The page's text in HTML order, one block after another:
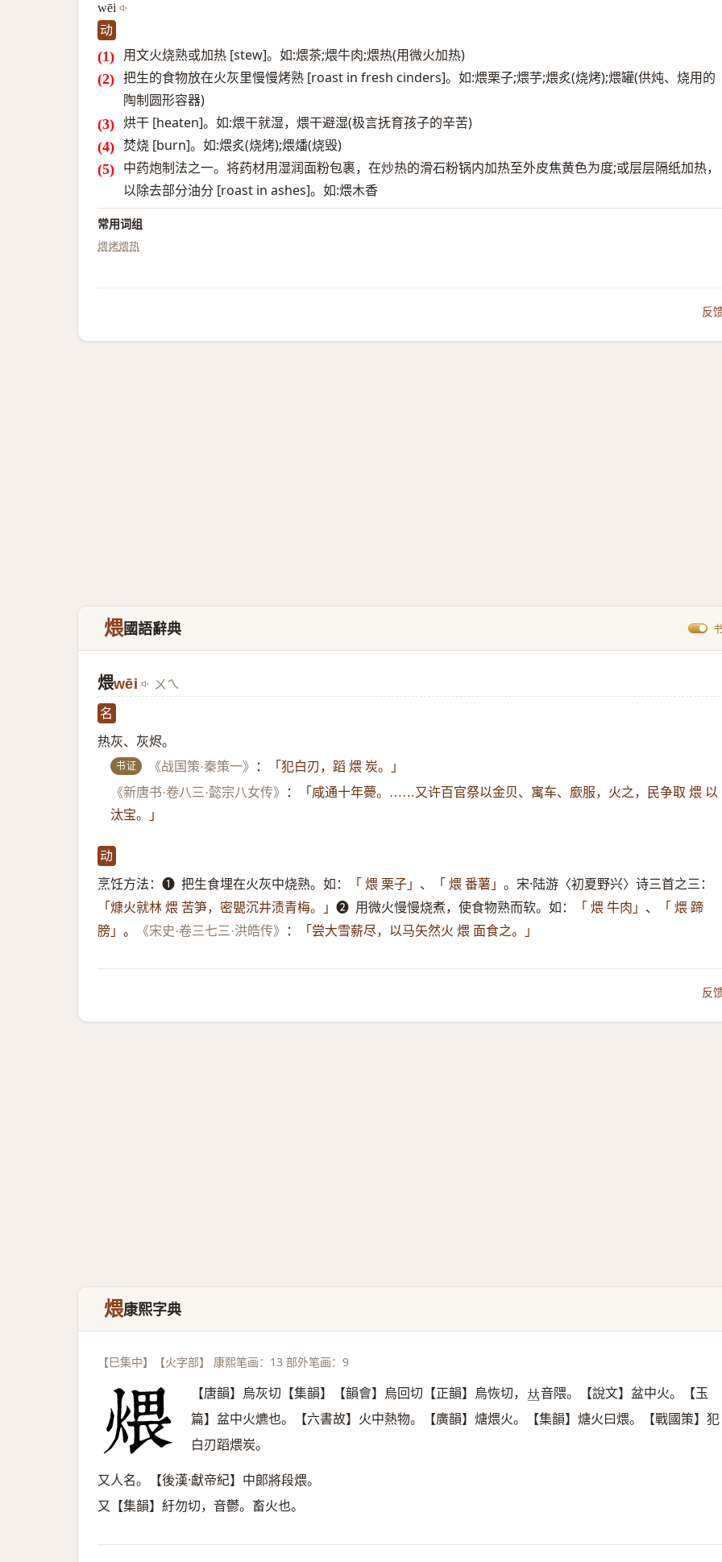
wēi
动
用文火烧熟或加热 [stew]。如:煨茶;煨牛肉;煨热(用微火加热)
把生的食物放在火灰里慢慢烤熟 [roast in fresh cinders]。如:煨栗子;煨芋;煨炙(烧烤);煨罐(供炖、烧用的
陶制圆形容器)
烘干 [heaten]。如:煨干就湿，煨干避湿(极言抚育孩子的辛苦)
焚烧 [burn]。如:煨炙(烧烤);煨燔(烧毁)
中药炮制法之一。将药材用湿润面粉包裹，在炒热的滑石粉锅内加热至外皮焦黄色为度;或层层隔纸加热，
以除去部分油分 [roast in ashes]。如:煨木香
常用词组
煨烤煨热
反
煨國語辭典
煨wēi ㄨㄟ
名
热灰、灰烬。
书证 《战国策·秦策一》 ：
「犯白刃，蹈 煨 炭。」
《新唐书·卷八三·懿宗八女传》
：
「咸通十年薨。……又许百官祭以金贝、寓车、廞服，火之，民争取 煨 以
汰宝。」
动
烹饪方法：➊ ​ 把生食埋在火灰中烧熟。如： 「 煨 栗子」 、 「 煨 番薯」 。宋·陆游〈初夏野兴〉诗三首之三：
「𤎖火就林 煨 苦笋，密甖沉井渍青梅。」 ➋ ​ 用微火慢慢烧煮，使食物熟而软。如： 「 煨 牛肉」 、
「 煨 蹄
膀」 。 《宋史·卷三七三·洪皓传》 ： 「尝大雪薪尽，以马矢然火 煨 面食之。」
反
煨康熙字典
【巳集中】【火字部】 康熙笔画：13 部外笔画：9
【唐韻】烏灰切【集韻】【韻會】烏回切【正韻】烏恢切， 𠀤音隈。【說文】盆中火。【玉
篇】盆中火爊也。【六書故】火中熱物。【廣韻】煻煨火。【集韻】煻火曰煨。【戰國策】犯
白刃蹈煨炭。
又人名。【後漢·獻帝紀】中郞將段煨。
又【集韻】紆勿切，音鬱。畜火也。